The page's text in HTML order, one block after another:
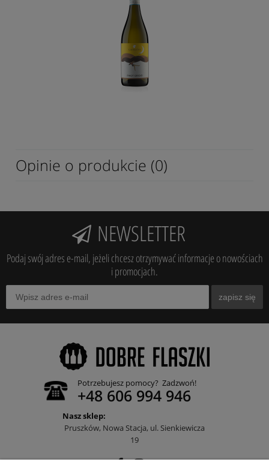
Opinie o produkcie (0)
NEWSLETTER
Podaj swój adres e-mail, jeżeli chcesz otrzymywać informacje o nowościach
i promocjach.
zapisz się
Potrzebujesz pomocy? Zadzwoń!
+48 606 994 946
Nasz sklep:
Pruszków, Nowa Stacja, ul. Sienkiewicza
19